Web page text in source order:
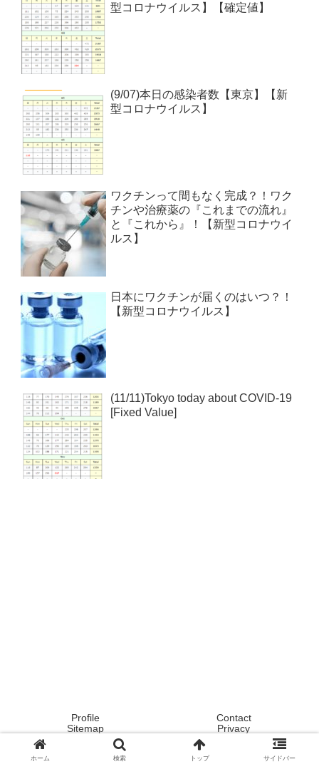
型コロナウイルス】【確定値】
(9/07)本日の感染者数【東京】【新
型コロナウイルス】
ワクチンって間もなく完成？！ワク
チンや治療薬の『これまでの流れ』
と『これから』！【新型コロナウイ
ルス】
日本にワクチンが届くのはいつ？！
【新型コロナウイルス】
(11/11)Tokyo today about COVID-19
[Fixed Value]
Profile
Contact
Sitemap
Privacy
Copyright © 2020 Tokyo ! Japan ! Life now ! All Rights Reserved.
ホーム 検索 トップ サイドバー